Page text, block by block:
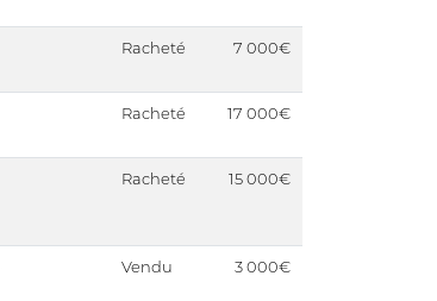
Racheté 7 000€
Racheté 17 000€
Racheté 15 000€
Vendu 3 000€